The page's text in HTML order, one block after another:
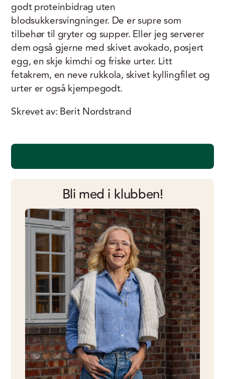
godt proteinbidrag uten
blodsukkersvingninger. De er supre som
tilbehør til gryter og supper. Eller jeg serverer
dem også gjerne med skivet avokado, posjert
egg, en skje kimchi og friske urter. Litt
fetakrem, en neve rukkola, skivet kyllingfilet og
urter er også kjempegodt.
Skrevet av: Berit Nordstrand
Bli med i klubben!